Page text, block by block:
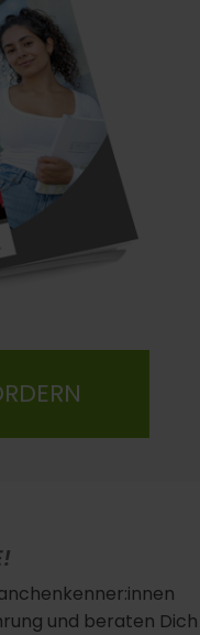
und beraten Dich